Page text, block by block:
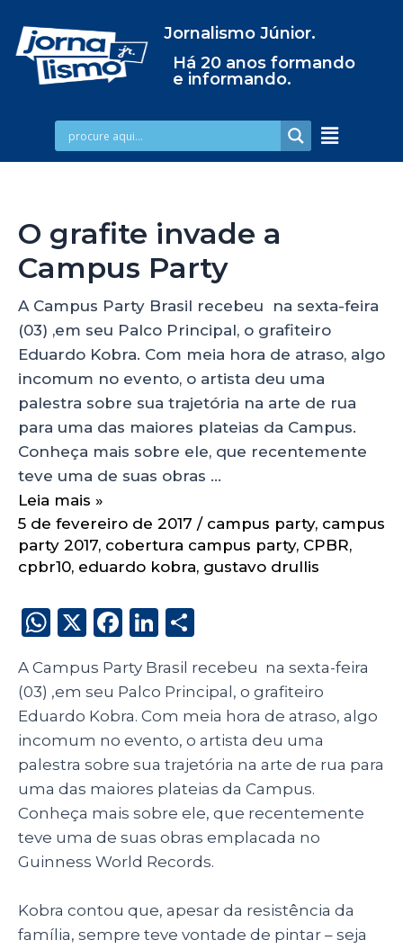
Jornalismo Júnior.
Há 20 anos formando
e informando.
O grafite invade a
Campus Party
A Campus Party Brasil recebeu na sexta-feira
(03) ,em seu Palco Principal, o grafiteiro
Eduardo Kobra. Com meia hora de atraso, algo
incomum no evento, o artista deu uma
palestra sobre sua trajetória na arte de rua
para uma das maiores plateias da Campus.
Conheça mais sobre ele, que recentemente
teve uma de suas obras …
Leia mais »
5 de fevereiro de 2017 / campus party, campus
party 2017, cobertura campus party, CPBR,
cpbr10, eduardo kobra, gustavo drullis
W
a
ts
A
p
p
X
F
c
e
b
o
o
k
Li
k
e
dI
n
a
re
A Campus Party Brasil recebeu na sexta-feira
(03) ,em seu Palco Principal, o grafiteiro
Eduardo Kobra. Com meia hora de atraso, algo
incomum no evento, o artista deu uma
palestra sobre sua trajetória na arte de rua para
uma das maiores plateias da Campus.
Conheça mais sobre ele, que recentemente
teve uma de suas obras emplacada no
Guinness World Records.
Kobra contou que, apesar da resistência da
família, sempre teve vontade de pintar – seja